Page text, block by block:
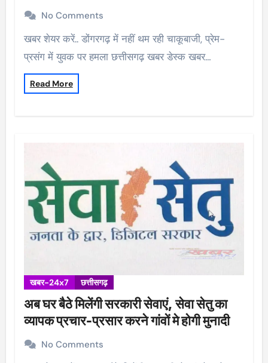
No Comments
खबर शेयर करें.. डोंगरगढ़ में नहीं थम रही चाकूबाजी, प्रेम-
प्रसंग में युवक पर हमला छत्तीसगढ़ खबर डेस्क खबर…
Read More
खबर-24x7 छत्तीसगढ़
अब घर बैठे मिलेंगी सरकारी सेवाएं, सेवा सेतु का
व्यापक प्रचार-प्रसार करने गांवों मे होगी मुनादी
No Comments